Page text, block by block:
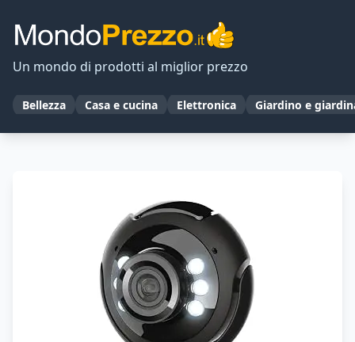
Un mondo di prodotti al miglior prezzo
Bellezza Casa e cucina Elettronica Giardino e